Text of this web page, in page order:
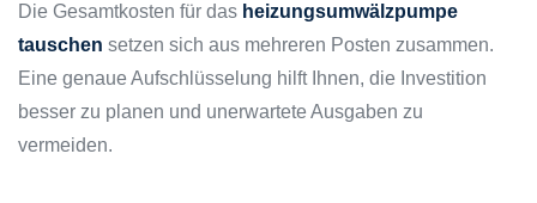
Die Gesamtkosten für das heizungsumwälzpumpe
tauschen setzen sich aus mehreren Posten zusammen.
Eine genaue Aufschlüsselung hilft Ihnen, die Investition
besser zu planen und unerwartete Ausgaben zu
vermeiden.